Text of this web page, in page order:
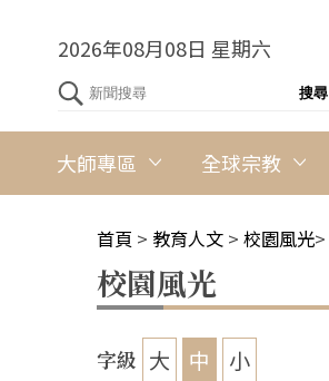
2026年08月08日 星期六
大師專區 全球宗教
首頁 > 教育人文 > 校園風光>
校園風光
字級 大 中 小